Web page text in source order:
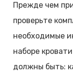
Прежде чем
проверьте
необходимые
наборе
должны быть: